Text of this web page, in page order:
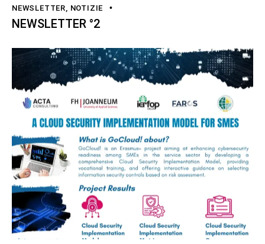
NEWSLETTER NOTIZIE
NEWSLETTER °2